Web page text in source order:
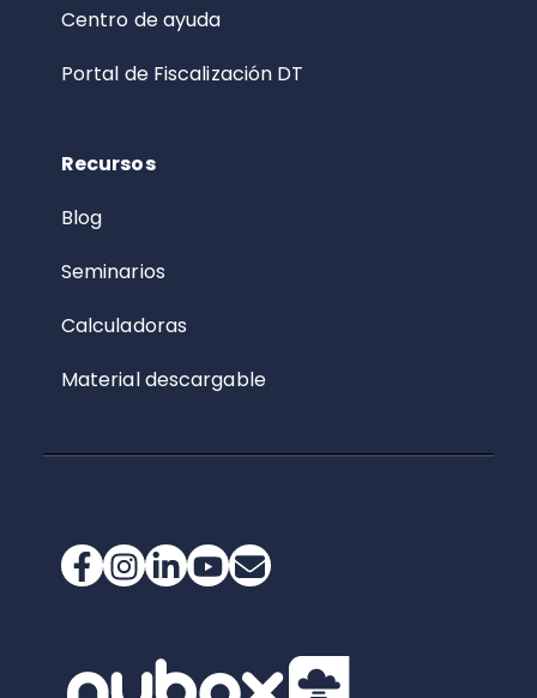
Centro de ayuda
Portal de Fiscalización DT
Recursos
Blog
Seminarios
Calculadoras
Material descargable